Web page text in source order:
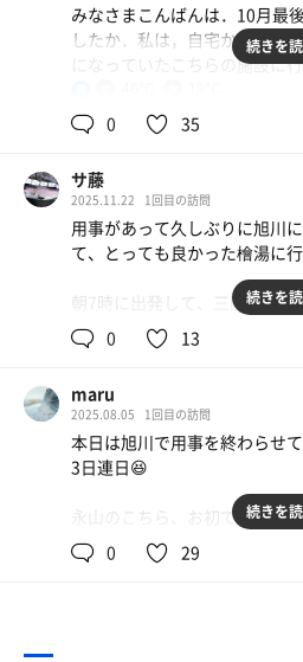
みなさまこんばんは．10月最
したか．私は，自宅からほど
になっていたこちらの施設に
＃入館
以前は豊栄湯という銭湯だっ
が訪問することはありません
からこちらに来る縁が発生し
昔ながらなのですが，モダン
ガラリと雰囲気が変わります
ぢんまりしていますが清潔で
番台があります．入館料480
です．
＃浴室
浴室はレトロです．奥に小さ
び，プレハブのようなサ室は
に洗い場があります．昔なが
で長く入っていられますが，
トの浴槽は少し熱めです．
ガラス張りのプレハブのよう
続きを
0 35
サ藤
2025.11.22 1回目の訪問
用事があって久しぶりに旭川
て、とっても良かった檜湯に行
朝7時に出発して、三国峠経由
国峠に入ると吹雪になって、
た。
朝何も食べてなくて、予定よ
たので、まずは大好きな蜂屋
メンの大盛を濃いめで頼みま
食べたことはなくて、ちょっ
を考えてしまったら、旭川に
屋のラーメンです。私は断然
店の雰囲気が堪らなく好きな
続きを
0 13
maru
2025.08.05 1回目の訪問
本日は旭川で用事を終わらせ
3日連日😆
永山のこちら、お初ですっ🙇
国道39号線沿いにあったのです
昭和の建物がリノベされてて、
脱衣室、蛍光灯（LEDかな）
続きを
0 29